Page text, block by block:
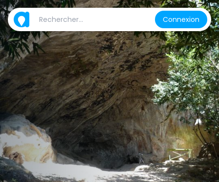
Connexion